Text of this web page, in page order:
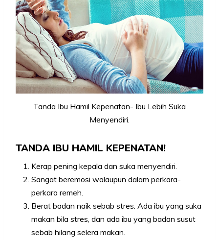
Tanda Ibu Hamil Kepenatan- Ibu Lebih Suka
Menyendiri.
TANDA IBU HAMIL KEPENATAN!
Kerap pening kepala dan suka menyendiri.
Sangat beremosi walaupun dalam perkara-
perkara remeh.
Berat badan naik sebab stres. Ada ibu yang suka
makan bila stres, dan ada ibu yang badan susut
sebab hilang selera makan.